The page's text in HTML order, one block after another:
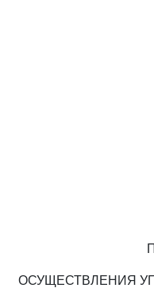
ОСУЩЕСТВЛЕНИЯ